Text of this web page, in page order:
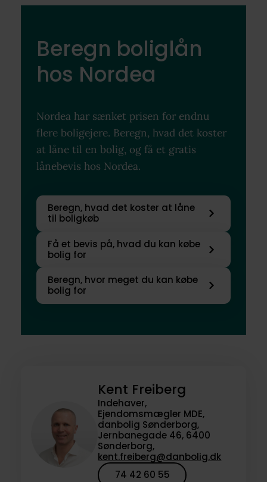
Beregn boliglån
hos Nordea
Nordea har sænket prisen for endnu
flere boligejere. Beregn, hvad det koster
at låne til en bolig, og få et gratis
lånebevis hos Nordea.
Beregn, hvad det koster at låne
til boligkøb
Få et bevis på, hvad du kan købe
bolig for
Beregn, hvor meget du kan købe
bolig for
Kent Freiberg
Indehaver,
Ejendomsmægler MDE,
danbolig Sønderborg,
Jernbanegade 46, 6400
Sønderborg,
kent.freiberg@danbolig.dk
74 42 60 55